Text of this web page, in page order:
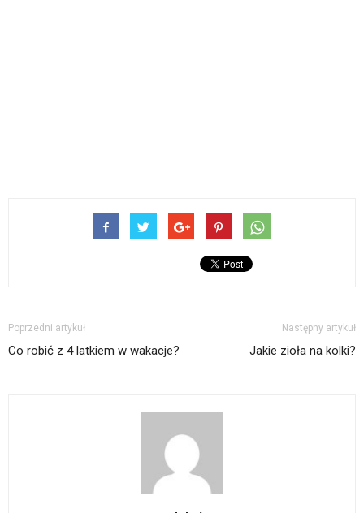
Poprzedni artykuł
Co robić z 4 latkiem w wakacje?
Następny artykuł
Jakie zioła na kolki?